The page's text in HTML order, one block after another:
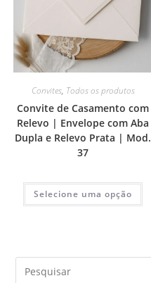
Convites, Todos os produtos
Convite de Casamento com
Relevo | Envelope com Aba
Dupla e Relevo Prata | Mod.
37
Selecione uma opção